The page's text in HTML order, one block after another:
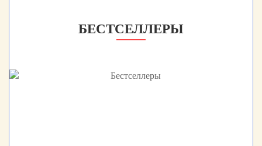
БЕСТСЕЛЛЕРЫ